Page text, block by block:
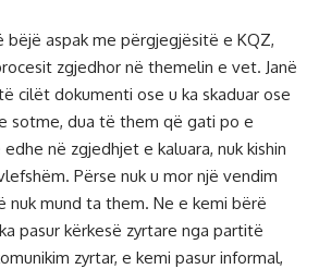
bëjë aspak me përgjegjësitë e KQZ,
zgjedhor në themelin e vet. Janë
cilët dokumenti ose u ka skaduar ose
sotme, dua të them që gati po e
në zgjedhjet e kaluara, nuk kishin
Përse nuk u mor një vendim
nuk mund ta them. Ne e kemi bërë
pasur kërkesë zyrtare nga partitë
zyrtar, e kemi pasur informal,